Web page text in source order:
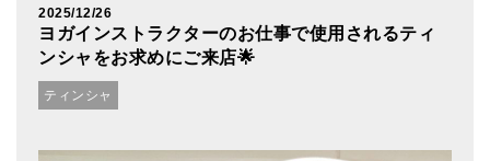
ご来店&購入
オンライン相談&購入
シンギングボウル講座
2025/12/26
ヨガインストラクターのお仕事で使用されるティ
ンシャをお求めにご来店🌟
ティンシャ